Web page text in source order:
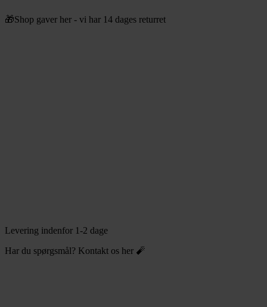
til
🎁Shop gaver her - vi har 14 dages returret
Levering indenfor 1-2 dage
Har du spørgsmål? Kontakt os her 🧨